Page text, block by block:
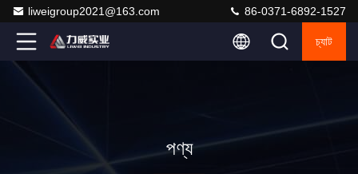
liweigroup2021@163.com 86-0371-6892-1527
চ্যাট
পণ্য